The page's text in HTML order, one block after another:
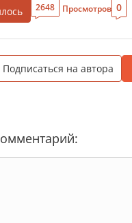
2648 Просмотров 0
Подписаться на автора